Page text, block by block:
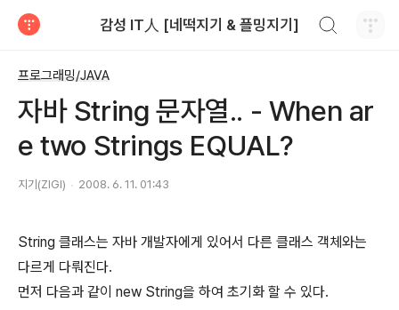
감성 IT人 [네떡지기 & 플밍지기]
프로그래밍/JAVA
자바 String 문자열.. - When ar
e two Strings EQUAL?
지기(ZIGI) 2008. 6. 11. 01:43
String 클래스는 자바 개발자에게 있어서 다른 클래스 객체와는
다르게 다뤄진다.
먼저 다음과 같이 new String을 하여 초기화 할 수 있다.